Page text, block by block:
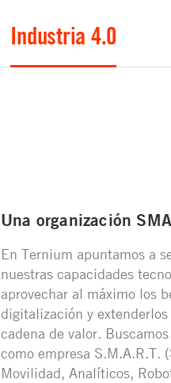
Industria 4.0
Una organización
En Ternium apuntamos a
nuestras capacidades
aprovechar al máximo los
digitalización y
cadena de valor.
como empresa S.M.A.R.T.
Movilidad, Analíticos,